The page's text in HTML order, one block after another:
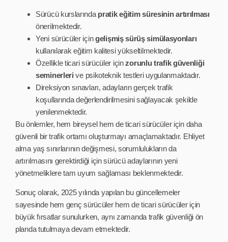
Sürücü kurslarında pratik eğitim süresinin artırılması
önerilmektedir.
Yeni sürücüler içingelişmiş sürüş simülasyonları
kullanılarak eğitim kalitesi yükseltilmektedir.
Özellikle ticari sürücüler içinzorunlu trafik güvenliği
seminerleri ve psikoteknik testleri uygulanmaktadır.
Direksiyon sınavları, adayların gerçek trafik
koşullarında değerlendirilmesini sağlayacak şekilde
yenilenmektedir.
Bu önlemler, hem bireysel hem de ticari sürücüler için daha
güvenli bir trafik ortamı oluşturmayı amaçlamaktadır. Ehliyet
alma yaş sınırlarının değişmesi, sorumlulukların da
artırılmasını gerektirdiği için sürücü adaylarının yeni
yönetmeliklere tam uyum sağlaması beklenmektedir.
Sonuç olarak, 2025 yılında yapılan bu güncellemeler
sayesinde hem genç sürücüler hem de ticari sürücüler için
büyük fırsatlar sunulurken, aynı zamanda trafik güvenliği ön
planda tutulmaya devam etmektedir.